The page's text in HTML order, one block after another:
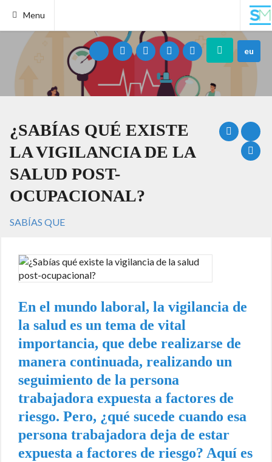
Menu
eu
¿SABÍAS QUÉ EXISTE
LA VIGILANCIA DE LA
SALUD POST-
OCUPACIONAL?
SABÍAS QUE
En el mundo laboral, la vigilancia de
la salud es un tema de vital
importancia, que debe realizarse de
manera continuada, realizando un
seguimiento de la persona
trabajadora expuesta a factores de
riesgo. Pero, ¿qué sucede cuando esa
persona trabajadora deja de estar
expuesta a factores de riesgo? Aquí es